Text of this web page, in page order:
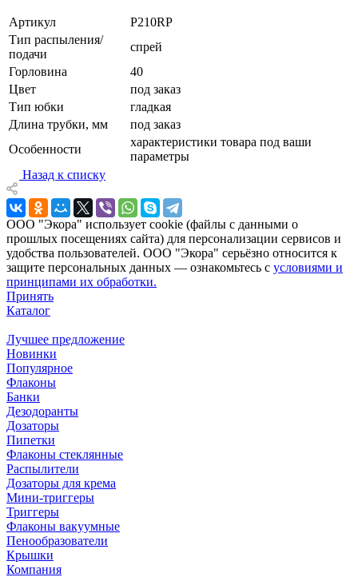
Артикул
P210RP
Тип распыления/
подачи
спрей
Горловина
40
Цвет
под заказ
Тип юбки
гладкая
Длина трубки, мм
под заказ
Особенности
характеристики товара под ваши
параметры
Назад к списку
ООО "Экора" использует cookie (файлы с данными о
прошлых посещениях сайта) для персонализации сервисов и
удобства пользователей. ООО "Экора" серьёзно относится к
защите персональных данных — ознакомьтесь с условиями и
принципами их обработки.
Принять
Каталог
Лучшее предложение
Новинки
Популярное
Флаконы
Банки
Дезодоранты
Дозаторы
Пипетки
Флаконы стеклянные
Распылители
Дозаторы для крема
Мини-триггеры
Триггеры
Флаконы вакуумные
Пенообразователи
Крышки
Компания